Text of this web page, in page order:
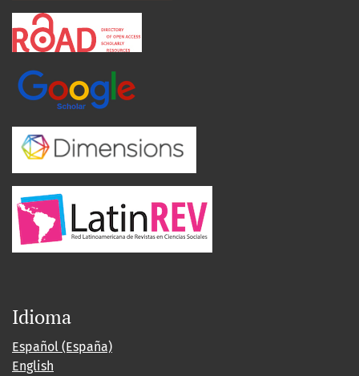
Idioma
Español (España)
English